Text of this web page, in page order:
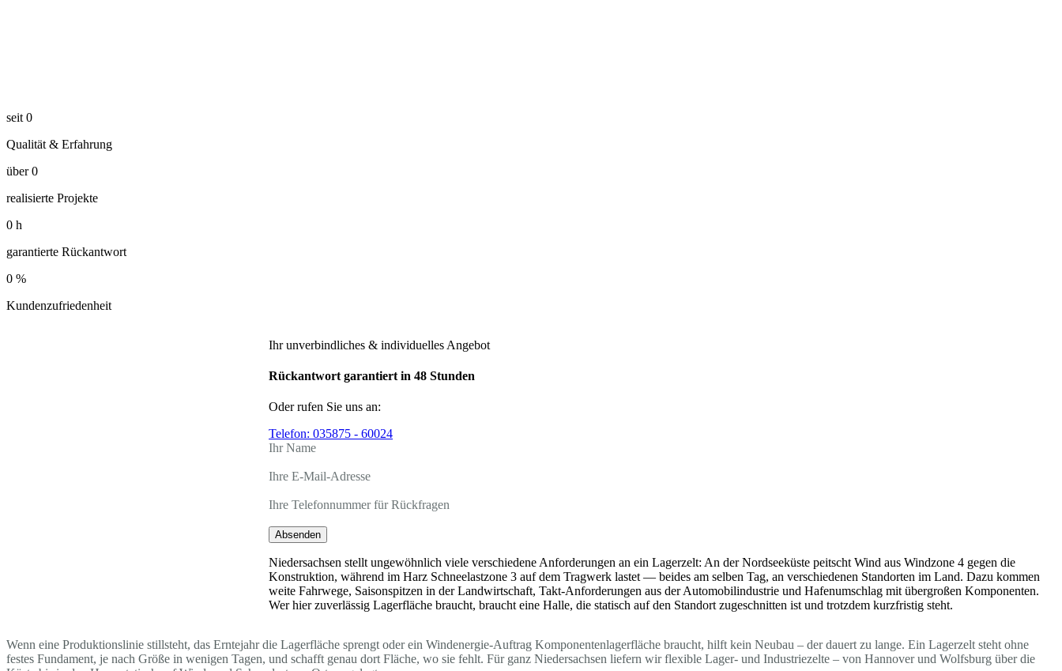
seit 0
Qualität & Erfahrung
über 0
realisierte Projekte
0 h
garantierte Rückantwort
0 %
Kundenzufriedenheit
Ihr unverbindliches & individuelles Angebot
Rückantwort garantiert in 48 Stunden
Oder rufen Sie uns an:
Telefon: 035875 - 60024
Ihr Name
Ihre E-Mail-Adresse
Ihre Telefonnummer für Rückfragen
Absenden
Niedersachsen stellt ungewöhnlich viele verschiedene Anforderungen an ein Lagerzelt: An der Nordseeküste peitscht Wind aus Windzone 4 gegen die
Konstruktion, während im Harz Schneelastzone 3 auf dem Tragwerk lastet — beides am selben Tag, an verschiedenen Standorten im Land. Dazu kommen
weite Fahrwege, Saisonspitzen in der Landwirtschaft, Takt-Anforderungen aus der Automobilindustrie und Hafenumschlag mit übergroßen Komponenten.
Wer hier zuverlässig Lagerfläche braucht, braucht eine Halle, die statisch auf den Standort zugeschnitten ist und trotzdem kurzfristig steht.
Wenn eine Produktionslinie stillsteht, das Erntejahr die Lagerfläche sprengt oder ein Windenergie-Auftrag Komponentenlagerfläche braucht, hilft kein Neubau – der dauert zu lange. Ein Lagerzelt steht ohne
festes Fundament, je nach Größe in wenigen Tagen, und schafft genau dort Fläche, wo sie fehlt. Für ganz Niedersachsen liefern wir flexible Lager- und Industriezelte – von Hannover und Wolfsburg über die